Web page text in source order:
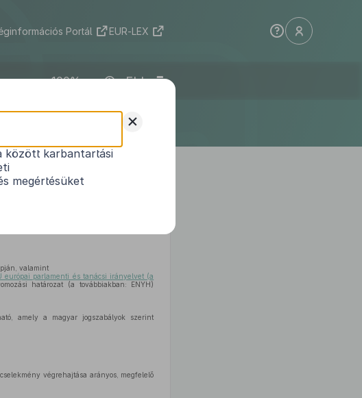
Portál EUR-LEX
ELI
valamint
európai parlamenti és tanácsi irányelvet (a
határozat (a továbbiakban: ENYH)
amely a magyar jogszabályok szerint
végrehajtása arányos, megfelelő
+
között karbantartási
megértésüket